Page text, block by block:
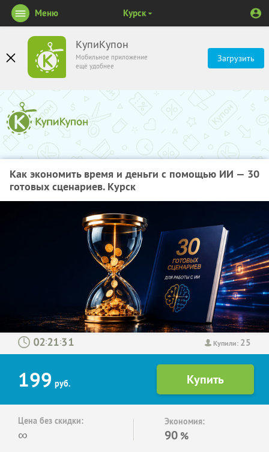
КупиКупон
Мобильное приложение
ещё удобнее
Загрузить
Меню Курск
Как экономить время и деньги с помощью ИИ — 30
готовых сценариев. Курск
Купили: 25
: :
199 руб.
Цена без скидки:
∞
Экономия:
90 %